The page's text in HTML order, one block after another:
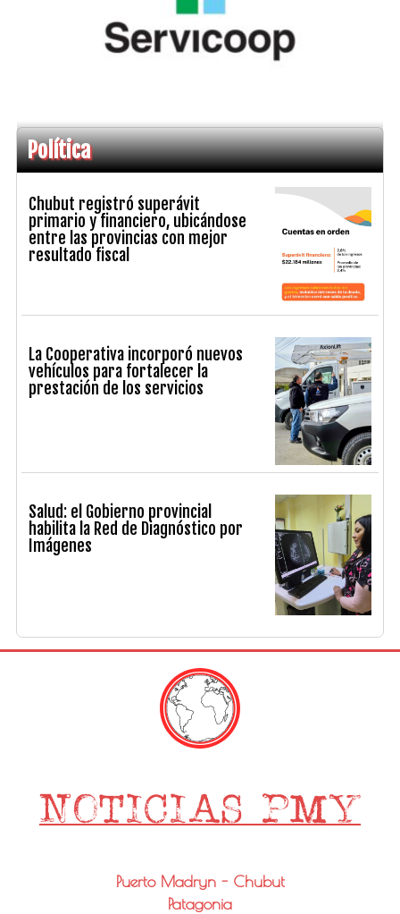
Política
Chubut registró superávit
primario y financiero, ubicándose
entre las provincias con mejor
resultado fiscal
La Cooperativa incorporó nuevos
vehículos para fortalecer la
prestación de los servicios
Salud: el Gobierno provincial
habilita la Red de Diagnóstico por
Imágenes
Puerto Madryn - Chubut
Patagonia